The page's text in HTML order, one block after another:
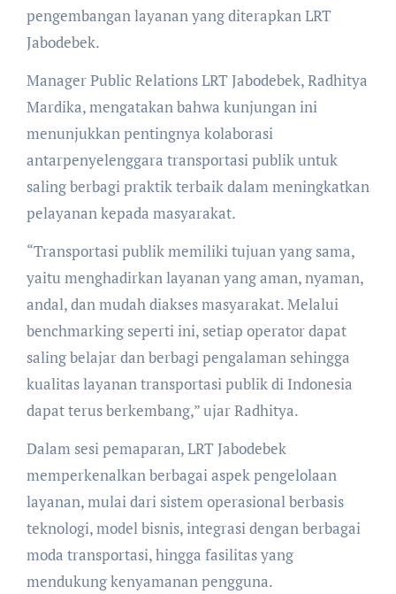
pengembangan layanan yang diterapkan LRT
Jabodebek.
Manager Public Relations LRT Jabodebek, Radhitya
Mardika, mengatakan bahwa kunjungan ini
menunjukkan pentingnya kolaborasi
antarpenyelenggara transportasi publik untuk
saling berbagi praktik terbaik dalam meningkatkan
pelayanan kepada masyarakat.
“Transportasi publik memiliki tujuan yang sama,
yaitu menghadirkan layanan yang aman, nyaman,
andal, dan mudah diakses masyarakat. Melalui
benchmarking seperti ini, setiap operator dapat
saling belajar dan berbagi pengalaman sehingga
kualitas layanan transportasi publik di Indonesia
dapat terus berkembang,” ujar Radhitya.
Dalam sesi pemaparan, LRT Jabodebek
memperkenalkan berbagai aspek pengelolaan
layanan, mulai dari sistem operasional berbasis
teknologi, model bisnis, integrasi dengan berbagai
moda transportasi, hingga fasilitas yang
mendukung kenyamanan pengguna.